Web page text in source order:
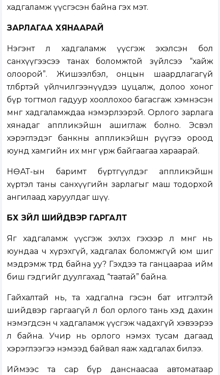
хадгаламж үүсгэсэн байна гэх мэт.
ЗАРЛАГАА ХЯНААРАЙ
Нэгэнт л хадгаламж үүсгэж эхэлсэн бол
санхүүгээсээ танах боломжтой зүйлсээ “хайж
олоорой”. Жишээлбэл, онцын шаардлагагүй
төлбөртэй үйлчилгээнүүдээ цуцалж, долоо хоног
бүр тогтмол гадуур хооллохоо багасгаж хэмнэсэн
мөнгөө хадгаламждаа нэмэрлээрэй. Орлого зарлага
хянадаг аппликэйшн ашиглаж болно. Эсвэл
хэрэглэдэг банкны аппликэйшн рүүгээ ороод
юунд хамгийн их мөнгө үрж байгаагаа хараарай.
НӨАТ-ын баримт бүртгүүлдэг аппликэйшн
хүртэл таны санхүүгийн зарлагыг маш тодорхой
ангилаад харуулдаг шүү.
БҮХ ЗҮЙЛ ШИЙДВЭР ГАРГАЛТ
Яг хадгаламж үүсгэж эхлэх гэхээр л мөнгө нь
юундаа ч хүрэхгүй, хадгалах боломжгүй юм шиг
мэдрэмж төрөөд байна уу? Гэхдээ та ганцаараа ийм
биш гэдгийг дуулгахад “таатай” байна.
Гайхалтай нь, та хадгална гэсэн бат итгэлтэй
шийдвэр гаргаагүй л бол орлого тань хэд дахин
нэмэгдсэн ч хадгаламж үүсгэж чадахгүй хэвээрээ
л байна. Учир нь орлого нэмэх тусам дагаад
хэрэглээгээ нэмээд байвал яаж хадгалах билээ.
Иймээс та сар бүр данснаасаа автоматаар